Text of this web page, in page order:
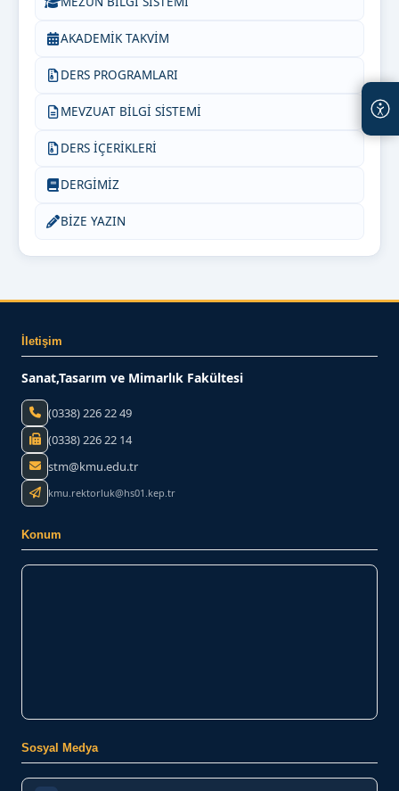
AKADEMİK TAKVİM
DERS PROGRAMLARI
MEVZUAT BİLGİ SİSTEMİ
DERS İÇERİKLERİ
DERGİMİZ
BİZE YAZIN
İletişim
Sanat,Tasarım ve Mimarlık Fakültesi
(0338) 226 22 49
(0338) 226 22 14
stm@kmu.edu.tr
kmu.rektorluk@hs01.kep.tr
Konum
Sosyal Medya